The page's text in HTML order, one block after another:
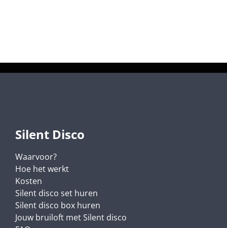
Silent Disco
Waarvoor?
Hoe het werkt
Kosten
Silent disco set huren
Silent disco box huren
Jouw bruiloft met Silent disco